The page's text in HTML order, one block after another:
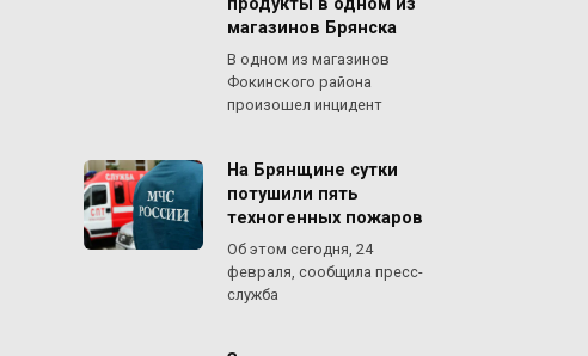
продукты в одном из
магазинов Брянска
В одном из магазинов
Фокинского района
произошел инцидент
На Брянщине сутки
потушили пять
техногенных пожаров
Об этом сегодня, 24
февраля, сообщила пресс-
служба